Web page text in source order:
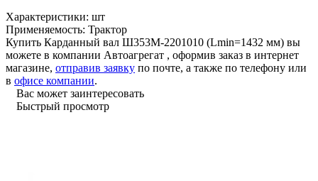
Характеристики: шт
Применяемость: Трактор
Купить Карданный вал Ш353М-2201010 (Lmin=1432 мм) вы
можете в компании Автоагрегат , оформив заказ в интернет
магазине, отправив заявку по почте, а также по телефону или
в офисе компании.
Вас может заинтересовать
Быстрый просмотр